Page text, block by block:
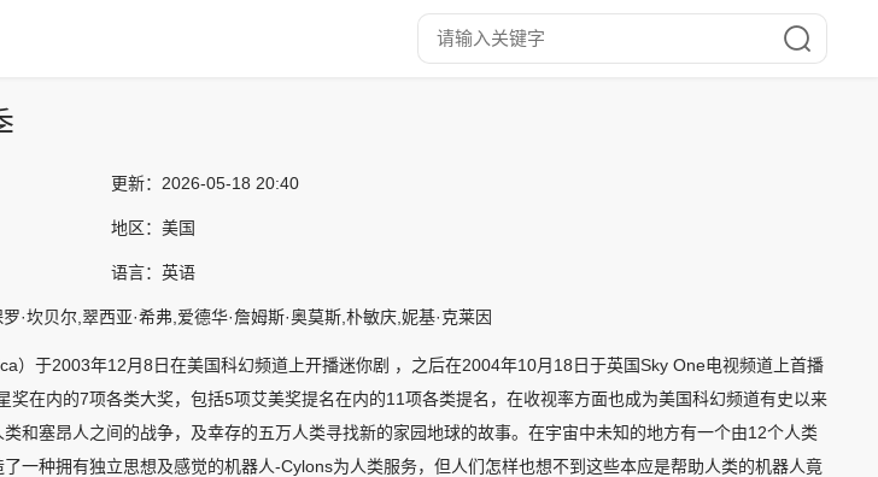
更新： 2026-05-18 20:40
地区： 美国
语言： 英语
·坎贝尔,翠西亚·希弗,爱德华·詹姆斯·奥莫斯,朴敏庆,妮基·克莱因
）于2003年12月8日在美国科幻频道上开播迷你剧 ，之后在2004年10月18日于英国Sky One电视频道上首播
奖在内的7项各类大奖，包括5项艾美奖提名在内的11项各类提名，在收视率方面也成为美国科幻频道有史以来
和塞昂人之间的战争，及幸存的五万人类寻找新的家园地球的故事。在宇宙中未知的地方有一个由12个人类
一种拥有独立思想及感觉的机器人-Cylons为人类服务，但人们怎样也想不到这些本应是帮助人类的机器人竟